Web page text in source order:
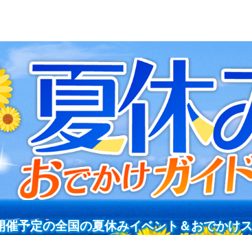
催予定の全国の夏休みイベント＆おでかけ